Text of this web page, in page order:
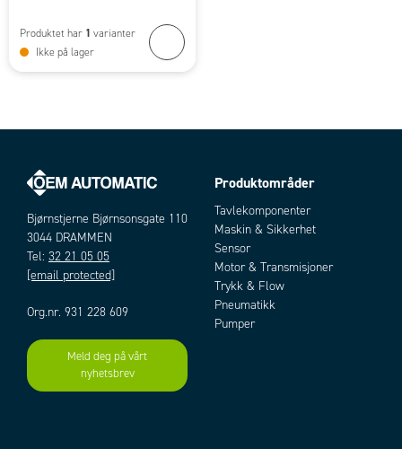
Produktet har 1 varianter
Ikke på lager
Bjørnstjerne Bjørnsonsgate 110
3044 DRAMMEN
Tel: 32 21 05 05
[email protected]
Org.nr. 931 228 609
Meld deg på vårt
nyhetsbrev
Produktområder
Tavlekomponenter
Maskin & Sikkerhet
Sensor
Motor & Transmisjoner
Trykk & Flow
Pneumatikk
Pumper